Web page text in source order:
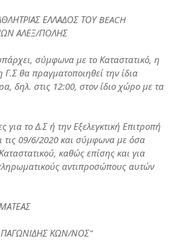
ΕΛΛΑΔΟΣ ΤΟΥ BEACH
ΑΛΕΞ/ΠΟΛΗΣ
σύμφωνα με το Καταστατικό, η
θα πραγματοποιηθεί την ίδια
δηλ. στις 12:00, στον ίδιο χώρο με τα
για το Δ.Σ ή την Εξελεγκτική Επιτροπή
τις 09/6/2020 και σύμφωνα με όσα
καθώς επίσης και για
αντιπροσώπους αυτών
ΠΑΓΩΝΙΔΗΣ ΚΩΝ/ΝΟΣ"